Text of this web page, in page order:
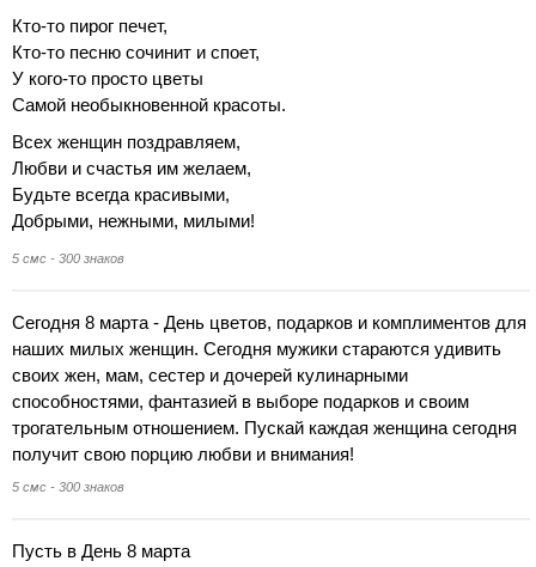
Кто-то пирог печет,
Кто-то песню сочинит и споет,
У кого-то просто цветы
Самой необыкновенной красоты.
Всех женщин поздравляем,
Любви и счастья им желаем,
Будьте всегда красивыми,
Добрыми, нежными, милыми!
5 смс - 300 знаков
Сегодня 8 марта - День цветов, подарков и комплиментов для
наших милых женщин. Сегодня мужики стараются удивить
своих жен, мам, сестер и дочерей кулинарными
способностями, фантазией в выборе подарков и своим
трогательным отношением. Пускай каждая женщина сегодня
получит свою порцию любви и внимания!
5 смс - 300 знаков
Пусть в День 8 марта